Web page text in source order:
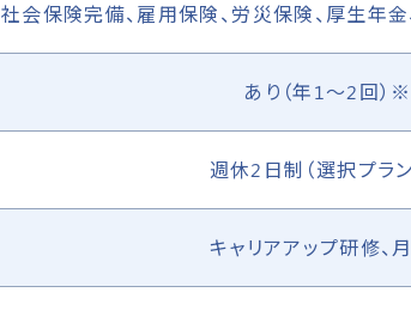
社会保険完備、雇用保険、労災保険、厚生年
あり（年1～2回
週休2日制（選択プラ
キャリアアップ研修、